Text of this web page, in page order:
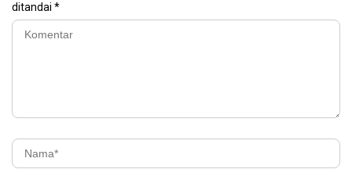
ditandai *